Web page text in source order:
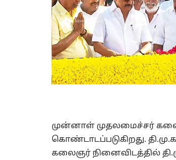
முன்னாள் முதலமைச்சர்
கொண்டாடப்படுகிறது.
கலைஞர் நினைவிடத்தில்